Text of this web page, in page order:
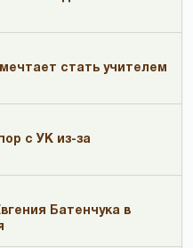
стать учителем
с УК из-за
Батенчука в